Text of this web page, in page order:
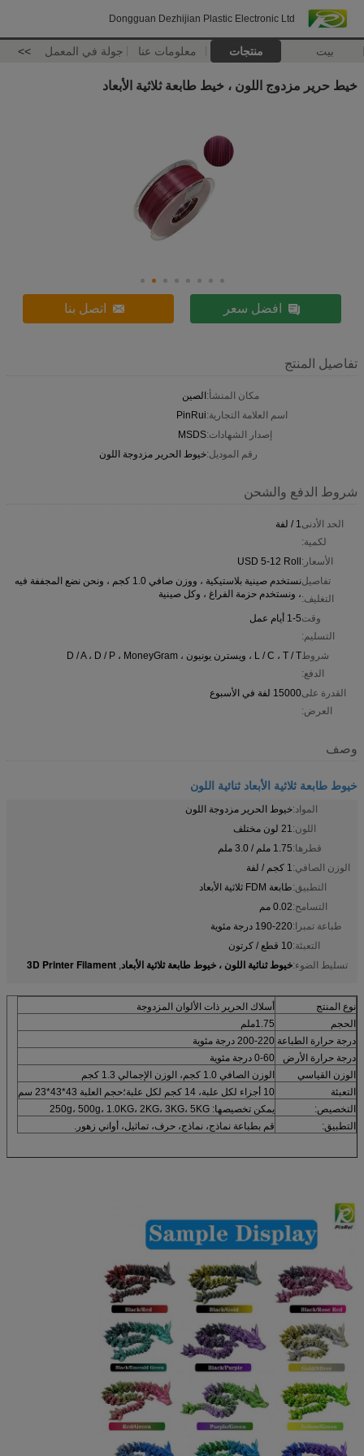
Dongguan Dezhijian Plastic Electronic Ltd
بيت منتجات معلومات عنا جولة في المعمل >>
خيط حرير مزدوج اللون ، خيط طابعة ثلاثية الأبعاد
افضل سعر اتصل بنا
تفاصيل المنتج
مكان المنشأ:الصين
اسم العلامة التجارية:PinRui
إصدار الشهادات:MSDS
رقم الموديل:خيوط الحرير مزدوجة اللون
شروط الدفع والشحن
الحد الأدنى
لكمية:
1 / لفة
الأسعار:USD 5-12 Roll
تفاصيل
التغليف:
نستخدم صينية بلاستيكية ، ووزن صافي 1.0 كجم ، ونحن نضع المجففة فيه
، ونستخدم حزمة الفراغ ، وكل صينية
وقت
التسليم:
1-5 أيام عمل
شروط
الدفع:
L / C ، T / T ، ويسترن يونيون ، D / A ، D / P ، MoneyGram
القدرة على
العرض:
15000 لفة في الأسبوع
وصف
خيوط طابعة ثلاثية الأبعاد ثنائية اللون
المواد:خيوط الحرير مزدوجة اللون
اللون:21 لون مختلف
قطرها:1.75 ملم / 3.0 ملم
الوزن الصافي:1 كجم / لفة
التطبيق:طابعة FDM ثلاثية الأبعاد
التسامح:0.02 مم
طباعة تمبرا:190-220 درجة مئوية
التعبئة:10 قطع / كرتون
تسليط الضوء:خيوط ثنائية اللون ، خيوط طابعة ثلاثية الأبعاد,
3D Printer Filament
نوع المنتج
أسلاك الحرير ذات الألوان المزدوجة
الحجم
1.75ملم
درجة حرارة الطباعة 200-220 درجة مئوية
درجة حرارة الأرض
0-60 درجة مئوية
الوزن القياسي
الوزن الصافي 1.0 كجم، الوزن الإجمالي 1.3 كجم
التعبئة
10 أجزاء لكل علبة، 14 كجم لكل علبة؛حجم العلبة 43*43*23 سم
التخصيص:
يمكن تخصيصها: 250g، 500g، 1.0KG، 2KG، 3KG، 5KG
التطبيق:
قم بطباعة نماذج، نماذج، حرف، تماثيل، أواني زهور.